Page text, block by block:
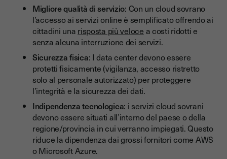
Migliore qualità di servizio: Con un cloud sovrano
l’accesso ai servizi online è semplificato offrendo ai
cittadini una risposta più veloce a costi ridotti e
senza alcuna interruzione dei servizi.
Sicurezza fisica: I data center devono essere
protetti fisicamente (vigilanza, accesso ristretto
solo al personale autorizzato) per proteggere
l’integrità e la sicurezza dei dati.
Indipendenza tecnologica: i servizi cloud sovrani
devono essere situati all’interno del paese o della
regione/provincia in cui verranno impiegati. Questo
riduce la dipendenza dai grossi fornitori come AWS
o Microsoft Azure.